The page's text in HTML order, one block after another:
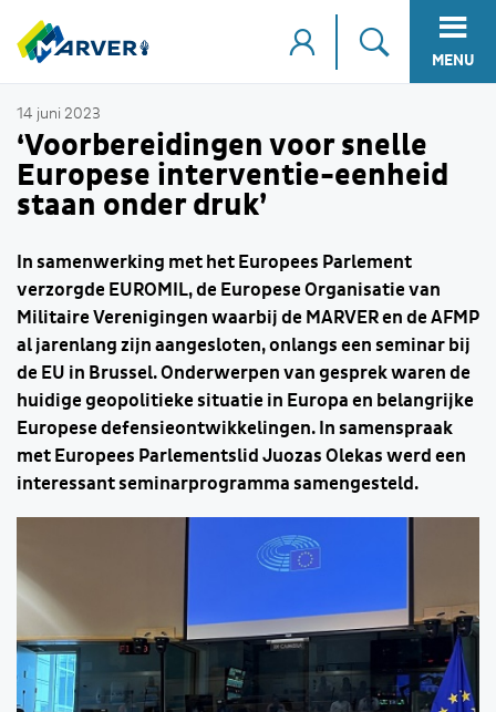
MENU
14 juni 2023
‘Voorbereidingen voor snelle
Europese interventie-eenheid
staan onder druk’
In samenwerking met het Europees Parlement
verzorgde EUROMIL, de Europese Organisatie van
Militaire Verenigingen waarbij de MARVER en de AFMP
al jarenlang zijn aangesloten, onlangs een seminar bij
de EU in Brussel. Onderwerpen van gesprek waren de
huidige geopolitieke situatie in Europa en belangrijke
Europese defensieontwikkelingen. In samenspraak
met Europees Parlementslid Juozas Olekas werd een
interessant seminarprogramma samengesteld.